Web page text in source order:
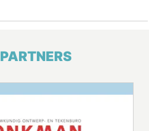
PARTNERS